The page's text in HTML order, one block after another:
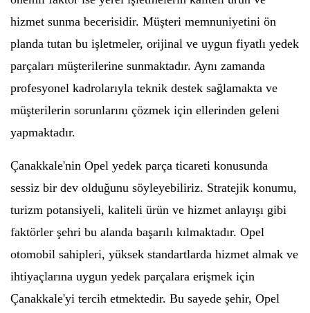
hizmet sunma becerisidir. Müşteri memnuniyetini ön
planda tutan bu işletmeler, orijinal ve uygun fiyatlı yedek
parçaları müşterilerine sunmaktadır. Aynı zamanda
profesyonel kadrolarıyla teknik destek sağlamakta ve
müşterilerin sorunlarını çözmek için ellerinden geleni
yapmaktadır.
Çanakkale'nin Opel yedek parça ticareti konusunda
sessiz bir dev olduğunu söyleyebiliriz. Stratejik konumu,
turizm potansiyeli, kaliteli ürün ve hizmet anlayışı gibi
faktörler şehri bu alanda başarılı kılmaktadır. Opel
otomobil sahipleri, yüksek standartlarda hizmet almak ve
ihtiyaçlarına uygun yedek parçalara erişmek için
Çanakkale'yi tercih etmektedir. Bu sayede şehir, Opel